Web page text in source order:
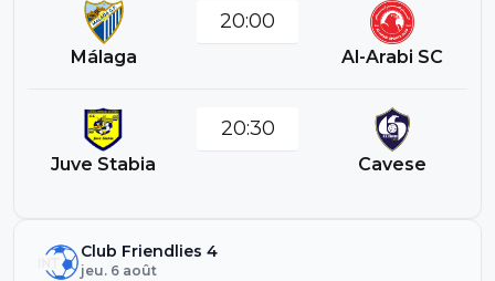
Málaga
20:00
Al-Arabi SC
Juve Stabia
20:30
Cavese
Club Friendlies 4
jeu. 6 août